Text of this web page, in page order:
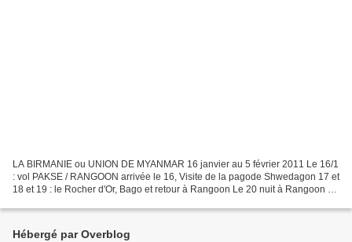
LA BIRMANIE ou UNION DE MYANMAR 16 janvier au 5 février 2011 Le 16/1
: vol PAKSE / RANGOON arrivée le 16, Visite de la pagode Shwedagon 17 et
18 et 19 : le Rocher d'Or, Bago et retour à Rangoon Le 20 nuit à Rangoon 21
Hébergé par Overblog